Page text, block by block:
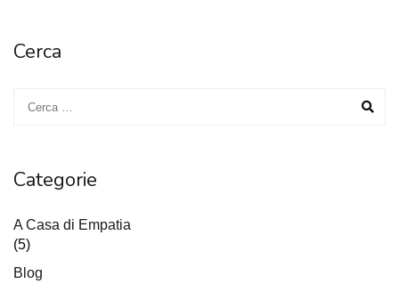
Cerca
Categorie
A Casa di Empatia
(5)
Blog